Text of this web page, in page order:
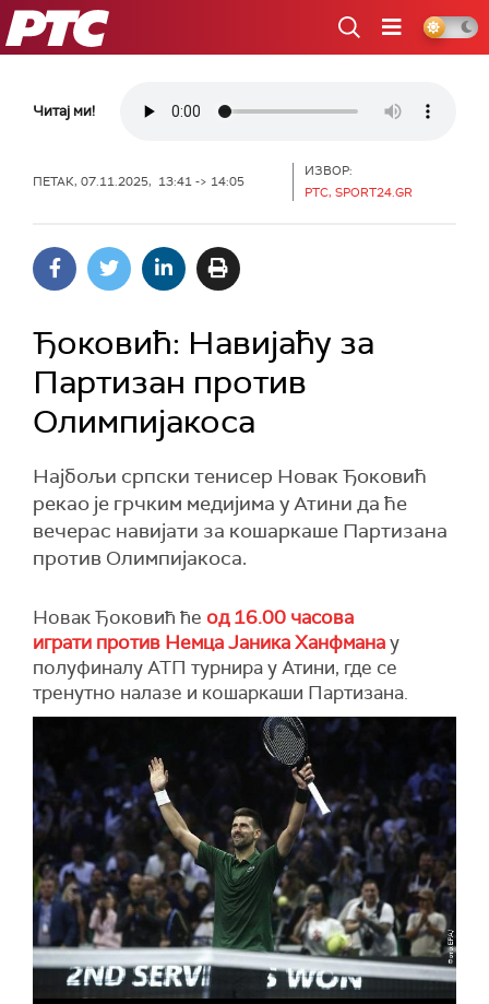
РТС
Читај ми!
ПЕТАК, 07.11.2025, 13:41 -> 14:05
ИЗВОР:
РТС, SPORT24.GR
Ђоковић: Навијаћу за
Партизан против
Олимпијакоса
Најбољи српски тенисер Новак Ђоковић
рекао је грчким медијима у Атини да ће
вечерас навијати за кошаркаше Партизана
против Олимпијакоса.
Новак Ђоковић ће од 16.00 часова
играти против Немца Јаника Ханфманау
полуфиналу АТП турнира у Атини, где се
тренутно налазе и кошаркаши Партизана.